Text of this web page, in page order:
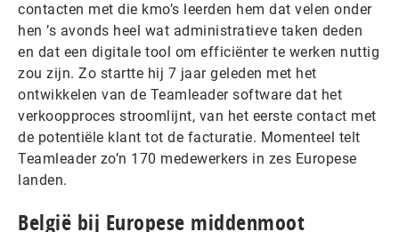
contacten met die kmo’s leerden hem dat velen onder
hen ’s avonds heel wat administratieve taken deden
en dat een digitale tool om efficiënter te werken nuttig
zou zijn. Zo startte hij 7 jaar geleden met het
ontwikkelen van de Teamleader software dat het
verkoopproces stroomlijnt, van het eerste contact met
de potentiële klant tot de facturatie. Momenteel telt
Teamleader zo’n 170 medewerkers in zes Europese
landen.
België bij Europese middenmoot